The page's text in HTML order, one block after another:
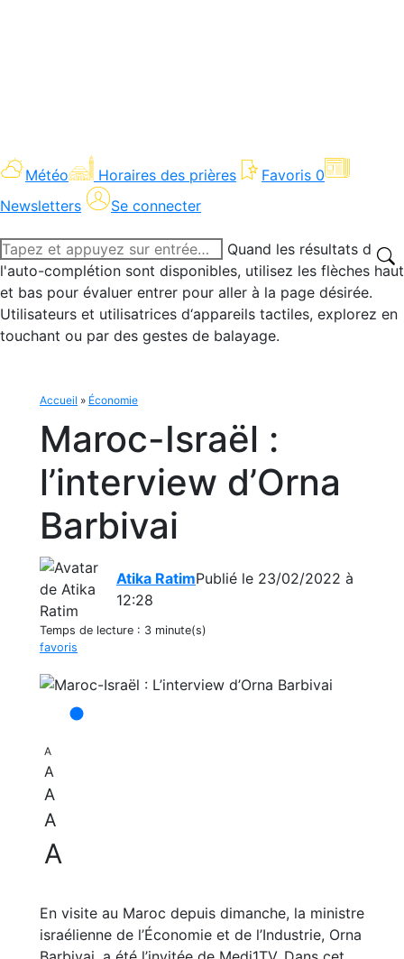
Météo Horaires des prières Favoris 0
Newsletters
Se connecter
Recherche
:
Quand les résultats de
l'auto-complétion sont disponibles, utilisez les flèches haut
et bas pour évaluer entrer pour aller à la page désirée.
Utilisateurs et utilisatrices d‘appareils tactiles, explorez en
touchant ou par des gestes de balayage.
Accueil » Économie
Maroc-Israël :
l’interview d’Orna
Barbivai
Atika RatimPublié le 23/02/2022 à
12:28
Temps de lecture : 3 minute(s)
favoris
A
A
A
A
A
En visite au Maroc depuis dimanche, la ministre
israélienne de l’Économie et de l’Industrie, Orna